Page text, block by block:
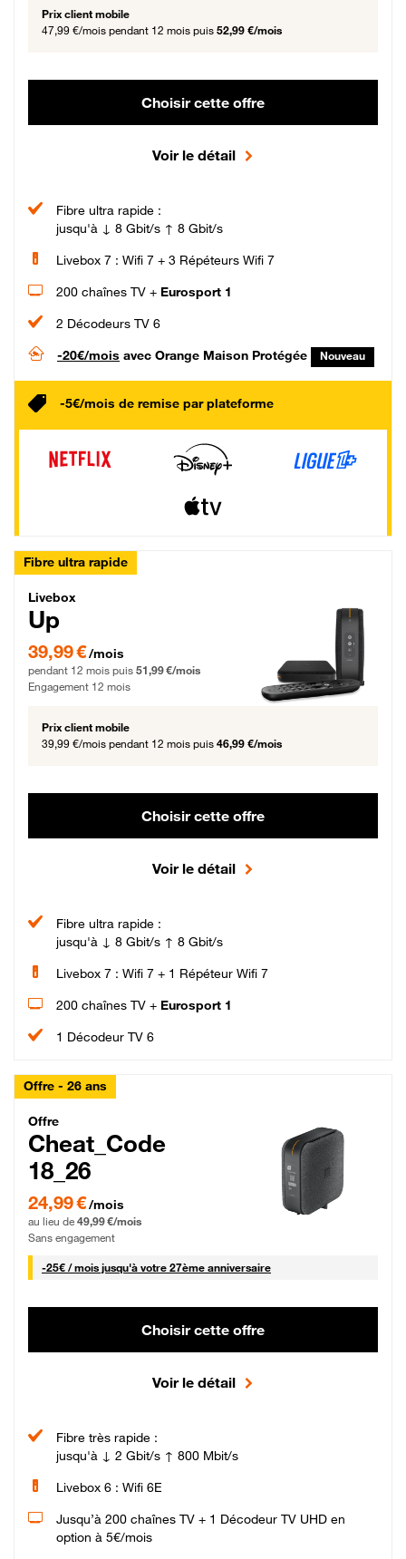
Prix client mobile
47,99 €/mois pendant 12 mois puis 52,99 €/mois
Choisir cette offre
Voir le détail
Fibre ultra rapide :
jusqu'à ↓ 8 Gbit/s ↑ 8 Gbit/s
Livebox 7 : Wifi 7 + 3 Répéteurs Wifi 7
200 chaînes TV + Eurosport 1
2 Décodeurs TV 6
-20€/mois avec Orange Maison Protégée Nouveau
-5€/mois de remise par plateforme
Fibre ultra rapide
Livebox Up Fibre
Livebox
Up
39,99 € par mois pendant 12 mois puis 51,99 € par mois, Engagement 12 mois
39,99 €/mois
pendant 12 mois puis 51,99 €/mois
Engagement 12 mois
Prix client mobile
39,99 €/mois pendant 12 mois puis 46,99 €/mois
Choisir cette offre
Voir le détail
Fibre ultra rapide :
jusqu'à ↓ 8 Gbit/s ↑ 8 Gbit/s
Livebox 7 : Wifi 7 + 1 Répéteur Wifi 7
200 chaînes TV + Eurosport 1
1 Décodeur TV 6
Offre - 26 ans
Cheat_Code Fibre_18_26
Offre
Cheat_Code
18_26
24,99 € par mois pendant 0 mois puis 49,99 € par mois, Sans engagement
24,99 €/mois
au lieu de 49,99 €/mois
Sans engagement
-25€ / mois25 € par mois
jusqu'à votre 27ème anniversaire
Choisir cette offre
Voir le détail
Fibre très rapide :
jusqu'à ↓ 2 Gbit/s ↑ 800 Mbit/s
Livebox 6 : Wifi 6E
Jusqu’à 200 chaînes TV + 1 Décodeur TV UHD en
option à 5€/mois